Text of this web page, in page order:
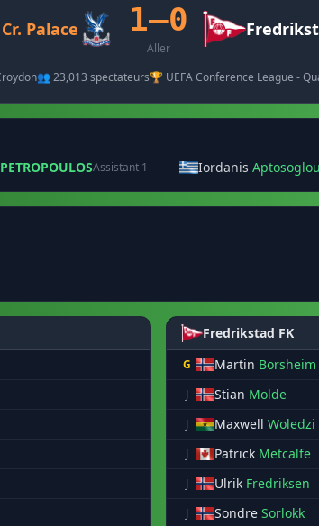
Cr. Palace 1–0
Aller
👥 23,013 spectateurs🏆 UEFA Conference League -
PETROPOULOSAssistant 1 Iordanis Aptosoglou
Fredrikstad FK
G Martin Borsheim
J Stian Molde
J Maxwell Woledzi
J Patrick Metcalfe
J Ulrik Fredriksen
J
Sondre Sorlokk